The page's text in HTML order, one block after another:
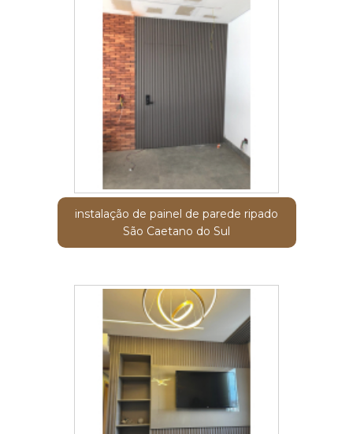
instalação de painel de parede ripado
São Caetano do Sul